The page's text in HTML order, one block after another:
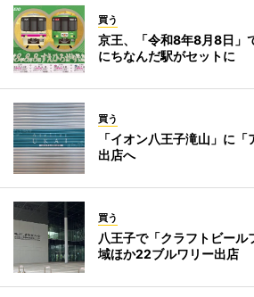
買う
京王、「令和8年8月8日
にちなんだ駅がセットに
買う
「イオン八王子滝山」に
出店へ
買う
八王子で「クラフトビー
域ほか22ブルワリー出店